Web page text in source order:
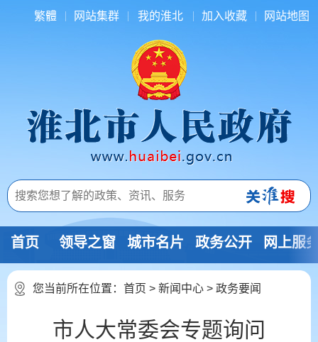
繁體 网站集群 我的淮北 加入收藏 网站地图
首页 领导之窗 城市名片 政务公开 网上服
您当前所在位置： 首页 > 新闻中心 > 政务要闻
市人大常委会专题询问